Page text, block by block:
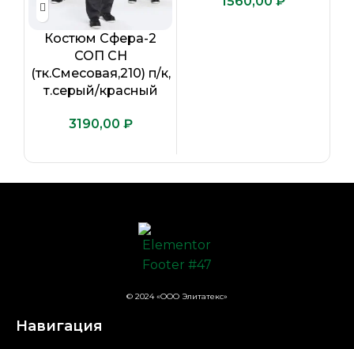
Костюм Сфера-2
СОП CH
(тк.Смесовая,210) п/к,
т.серый/красный
₽
© 2024 «ООО Элитатекс»
Навигация